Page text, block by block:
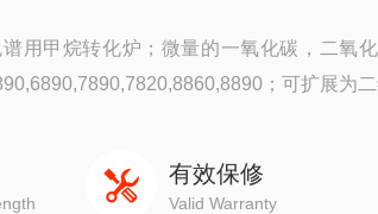
用甲烷转化炉；微量的一氧化碳，二氧
；可扩展为
有效保修
Valid Warranty